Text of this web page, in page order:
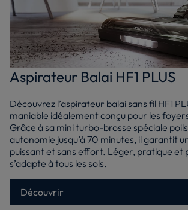
Aspirateur Balai HF1 PLUS
Découvrez l’aspirateur balai sans fil HF1
maniable idéalement conçu pour les
Grâce à sa mini turbo-brosse spéciale
autonomie jusqu’à 70 minutes, il garantit
puissant et sans effort. Léger, pratique et
s’adapte à tous les sols.
Découvrir